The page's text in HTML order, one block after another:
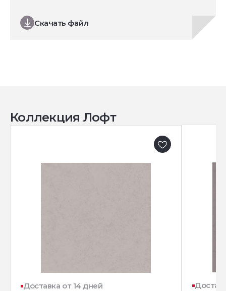
Скачать файл
Коллекция Лофт
Доставка от 14 дней